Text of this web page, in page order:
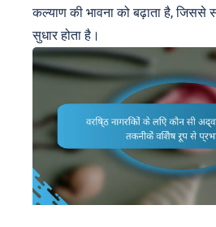
कल्याण की भावना को बढ़ाता है, जिससे
सुधार होता है।